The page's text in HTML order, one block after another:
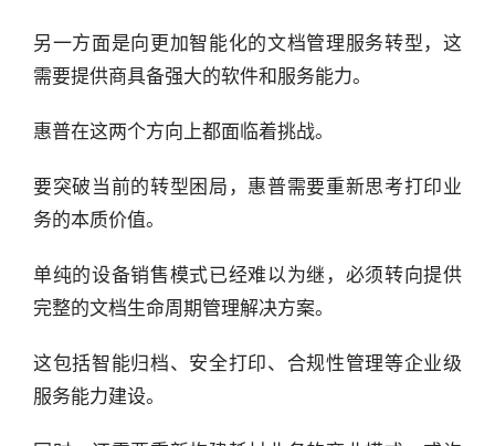
另一方面是向更加智能化的文档管理服务转型，这
需要提供商具备强大的软件和服务能力。
惠普在这两个方向上都面临着挑战。
要突破当前的转型困局，惠普需要重新思考打印业
务的本质价值。
单纯的设备销售模式已经难以为继，必须转向提供
完整的文档生命周期管理解决方案。
这包括智能归档、安全打印、合规性管理等企业级
服务能力建设。